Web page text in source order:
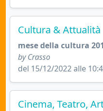
Cultura & Attualità
mese della cultura
by Crasso
del 15/12/2022 alle
Cinema, Teatro,